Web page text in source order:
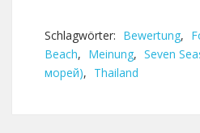
Schlagwörter: Bewertung,
Beach, Meinung, Seven
морей), Thailand